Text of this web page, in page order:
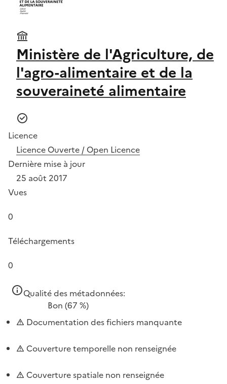
Ministère de l'Agriculture, de
l'agro-alimentaire et de la
souveraineté alimentaire
Licence
Licence Ouverte / Open Licence
Dernière mise à jour
25 août 2017
Vues
0
Téléchargements
0
Qualité des métadonnées:
Bon (67 %)
Documentation des fichiers manquante
Couverture temporelle non renseignée
Couverture spatiale non renseignée